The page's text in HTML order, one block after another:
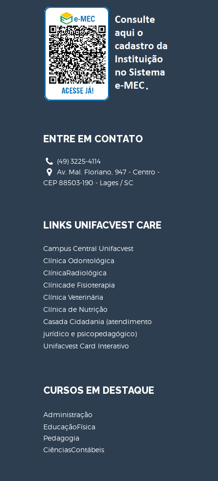
ENTRE EM CONTATO
(49) 3225-4114
Av. Mal. Floriano, 947 - Centro -
CEP 88503-190 - Lages / SC
LINKS UNIFACVEST CARE
Campus Central Unifacvest
Clínica Odontológica
ClínicaRadiológica
Clínicade Fisioterapia
Clínica Veterinária
Clínica de Nutrição
Casada Cidadania (atendimento
jurídico e psicopedagógico)
Unifacvest Card Interativo
CURSOS EM DESTAQUE
Administração
EducaçãoFísica
Pedagogia
CiênciasContábeis